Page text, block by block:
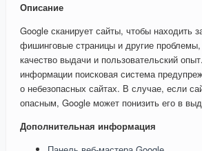
Описание
Google сканирует сайты, чтобы находить
фишинговые страницы и другие
качество выдачи и пользовательский
информации поисковая система
о небезопасных сайтах. В случае, если
опасным, Google может понизить его в
Дополнительная информация